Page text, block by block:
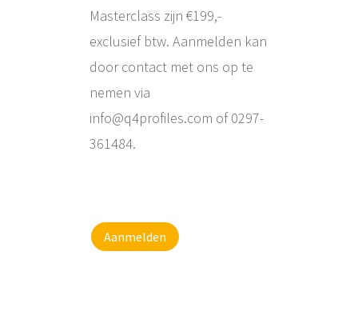
Masterclass zijn €199,-
exclusief btw. Aanmelden kan
door contact met ons op te
nemen via
info@q4profiles.com of 0297-
361484.
Aanmelden